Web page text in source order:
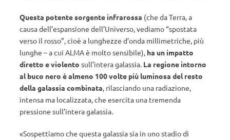
Questa potente sorgente infrarossa (che da Terra, a
causa dell’espansione dell’Universo, vediamo “spostata
verso il rosso”, cioè a lunghezze d’onda millimetriche, più
lunghe – a cui ALMA è molto sensibile), ha un impatto
diretto e violento sull’intera galassia. La regione intorno
al buco nero è almeno 100 volte più luminosa del resto
della galassia combinata, rilasciando una radiazione,
intensa ma localizzata, che esercita una tremenda
pressione sull’intera galassia.
«Sospettiamo che questa galassia sia in uno stadio di